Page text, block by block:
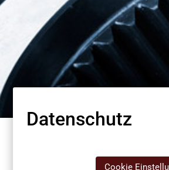
Datenschutz
Cookie